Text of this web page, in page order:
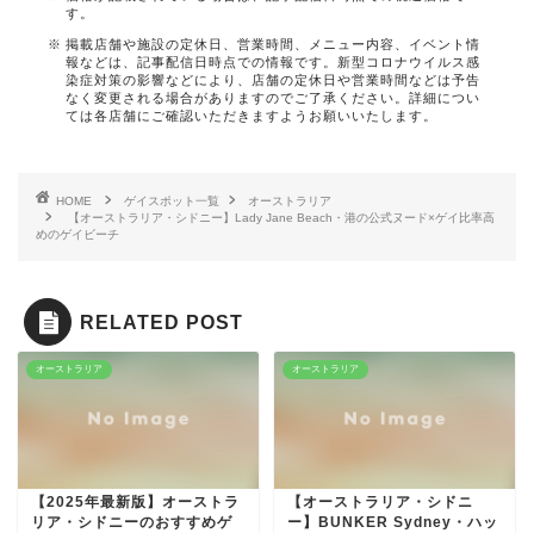
す。
掲載店舗や施設の定休日、営業時間、メニュー内容、イベント情
報などは、記事配信日時点での情報です。新型コロナウイルス感
染症対策の影響などにより、店舗の定休日や営業時間などは予告
なく変更される場合がありますのでご了承ください。詳細につい
ては各店舗にご確認いただきますようお願いいたします。
HOME ゲイスポット一覧
オーストラリア
【オーストラリア・シドニー】Lady Jane Beach・港の公式ヌード×ゲイ比率高
めのゲイビーチ
RELATED POST
オーストラリア
【2025年最新版】オーストラ
リア・シドニーのおすすめゲ
オーストラリア
【オーストラリア・シドニ
ー】BUNKER Sydney・ハッ